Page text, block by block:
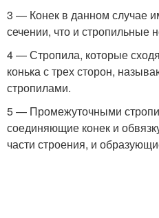
3 — Конек в данном случае
сечении, что и стропильные
4 — Стропила, которые
конька с трех сторон,
стропилами.
5 — Промежуточными
соединяющие конек и
части строения, и